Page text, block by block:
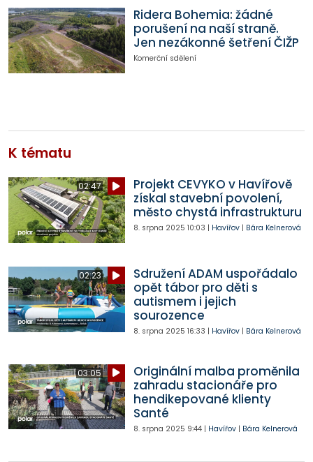
Ridera Bohemia: žádné
porušení na naší straně.
Jen nezákonné šetření ČIŽP
Komerční sdělení
K tématu
02:47
Projekt CEVYKO v Havířově
získal stavební povolení,
město chystá infrastrukturu
8. srpna 2025 10:03 | Havířov| Bára Kelnerová
02:23
Sdružení ADAM uspořádalo
opět tábor pro děti s
autismem i jejich
sourozence
8. srpna 2025 16:33 | Havířov| Bára Kelnerová
03:05
Originální malba proměnila
zahradu stacionáře pro
hendikepované klienty
Santé
8. srpna 2025 9:44| Havířov| Bára Kelnerová